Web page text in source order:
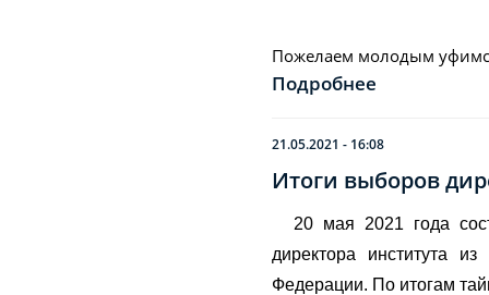
Пожелаем молодым
Подробнее
21.05.2021 - 16:08
Итоги выборов
20 мая 2021 года
директора института
Федерации. По итогам